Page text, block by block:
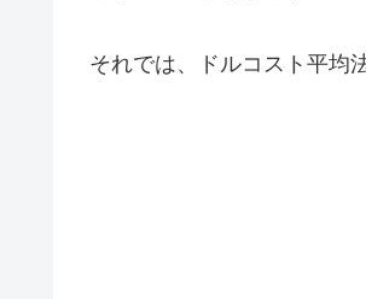
それでは、ドルコスト平均